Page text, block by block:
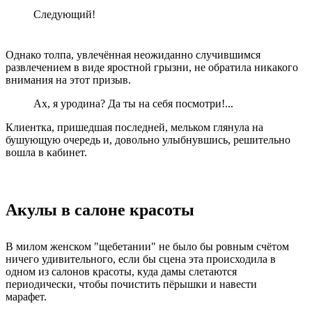
Следующий!
Однако толпа, увлечённая неожиданно случившимся
развлечением в виде яростной грызни, не обратила никакого
внимания на этот призыв.
Ах, я уродина? Да ты на себя посмотри!...
Клиентка, пришедшая последней, мельком глянула на
бушующую очередь и, довольно улыбнувшись, решительно
вошла в кабинет.
Акулы в салоне красоты
В милом женском "щебетании" не было бы ровным счётом
ничего удивительного, если бы сцена эта происходила в
одном из салонов красоты, куда дамы слетаются
периодически, чтобы почистить пёрышки и навести
марафет.